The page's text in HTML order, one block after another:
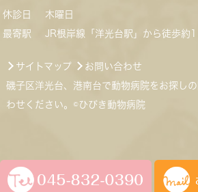
休診日
木曜日
最寄駅
JR根岸線「洋光台駅」から徒歩約
サイトマップ
お問い合わせ
磯子区洋光台、港南台で動物病院をお探し
わせください。©ひびき動物病院